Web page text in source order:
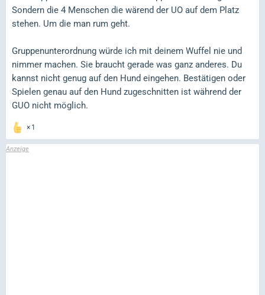
Sondern die 4 Menschen die wärend der UO auf dem Platz
stehen. Um die man rum geht.
Gruppenunterordnung würde ich mit deinem Wuffel nie und
nimmer machen. Sie braucht gerade was ganz anderes. Du
kannst nicht genug auf den Hund eingehen. Bestätigen oder
Spielen genau auf den Hund zugeschnitten ist während der
GUO nicht möglich.
1